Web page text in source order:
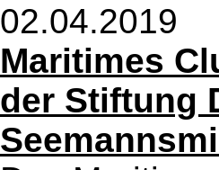
02.04.2019
Maritimes
der Stiftung